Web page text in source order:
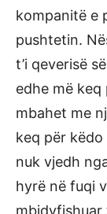
kompanitë e
pushtetin.
t’i qeverisë
edhe më
mbahet me
keq për
nuk vjedh
hyrë në fuqi
mbidyfishuar